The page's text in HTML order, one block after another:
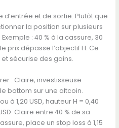
d’entrée et de sortie. Plutôt que
la position sur plusieurs
: 40 % à la cassure, 30
prix dépasse l’objectif H. Ce
sécurise des gains.
: Claire, investisseuse
bottom sur une altcoin.
à 1,20 USD, hauteur H = 0,40
Claire entre 40 % de sa
place un stop loss à 1,15